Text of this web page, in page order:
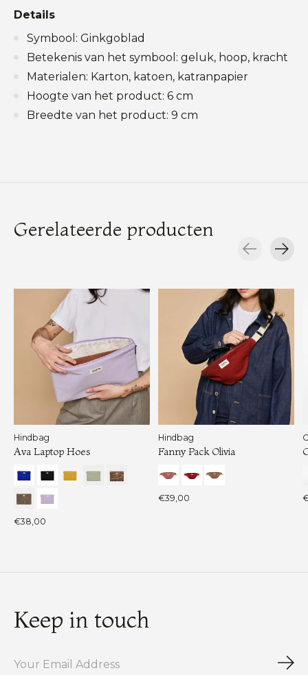
Details
Symbool: Ginkgoblad
Betekenis van het symbool: geluk, hoop, kracht
Materialen: Karton, katoen, katranpapier
Hoogte van het product: 6 cm
Breedte van het product: 9 cm
Gerelateerde producten
Hindbag
Ava Laptop Hoes
€38,00
Hindbag
Fanny Pack Olivia
€39,00
Keep in touch